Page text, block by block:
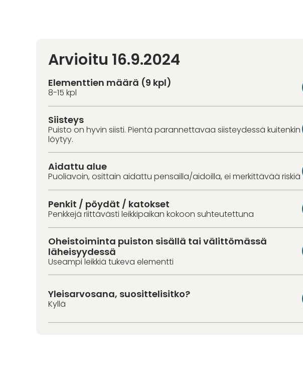
Arvioitu 16.9.2024
Elementtien määrä (9 kpl)
8-15 kpl
Siisteys
Puisto on hyvin siisti. Pientä parannettavaa siisteydessä kuitenkin
löytyy.
Aidattu alue
Puoliavoin, osittain aidattu pensailla/aidoilla, ei merkittävää riskiä
Penkit / pöydät / katokset
Penkkejä riittävästi leikkipaikan kokoon suhteutettuna
Oheistoiminta puiston sisällä tai välittömässä
läheisyydessä
Useampi leikkiä tukeva elementti
Yleisarvosana, suosittelisitko?
Kyllä